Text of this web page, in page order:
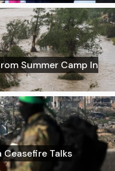
Summer Camp In
Ceasefire Talks